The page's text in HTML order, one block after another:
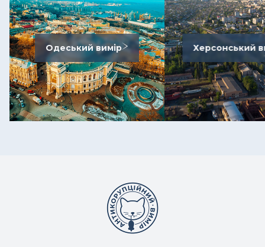
Одеський вимір Херсонський